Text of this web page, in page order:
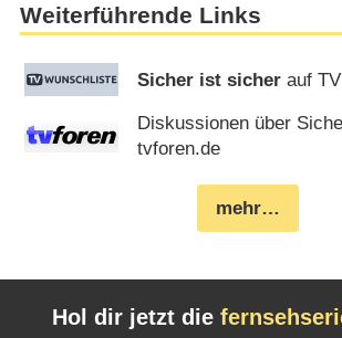
Weiterführende Links
Sicher ist sicher auf
Diskussionen über
tvforen.de
mehr…
Hol dir jetzt die